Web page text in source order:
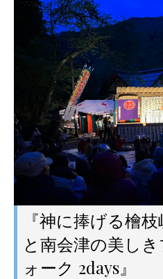
『神に捧げる檜
と南会津の美し
ォーク 2days』